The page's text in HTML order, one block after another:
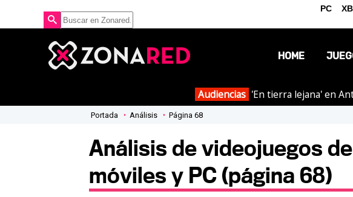
HOME
Audiencias 'En tierra lejana' en
Portada Análisis Página 68
Análisis de videojuegos
móviles y PC (página 68)
PC